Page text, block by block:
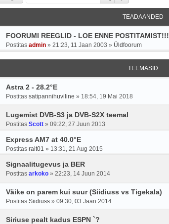
TEADAANDED
FOORUMI REEGLID - LOE ENNE POSTITAMIST!!!
Postitas admin » 21:23, 11 Jaan 2003 » Üldfoorum
TEEMASID
Astra 2 - 28.2°E
Postitas satipannihuviline » 18:54, 19 Mai 2018
Lugemist DVB-S3 ja DVB-S2X teemal
Postitas Scott » 09:22, 27 Juun 2013
Express AM7 at 40.0°E
Postitas rait01 » 13:31, 21 Aug 2015
Signaalitugevus ja BER
Postitas arkoko » 22:23, 14 Juun 2014
Väike on parem kui suur (Siidiuss vs Tigekala)
Postitas Siidiuss » 09:30, 03 Jaan 2014
Siriuse pealt kadus ESPN `?